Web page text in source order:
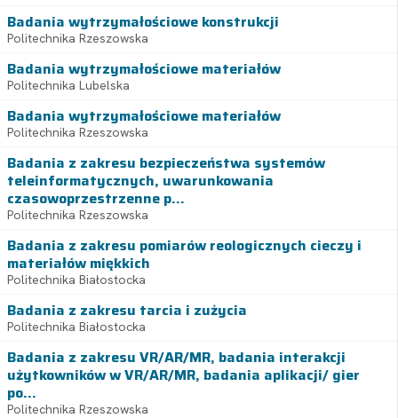
Badania wytrzymałościowe konstrukcji
Politechnika Rzeszowska
Badania wytrzymałościowe materiałów
Politechnika Lubelska
Badania wytrzymałościowe materiałów
Politechnika Rzeszowska
Badania z zakresu bezpieczeństwa systemów
teleinformatycznych, uwarunkowania
czasowoprzestrzenne p...
Politechnika Rzeszowska
Badania z zakresu pomiarów reologicznych cieczy i
materiałów miękkich
Politechnika Białostocka
Badania z zakresu tarcia i zużycia
Politechnika Białostocka
Badania z zakresu VR/AR/MR, badania interakcji
użytkowników w VR/AR/MR, badania aplikacji/ gier
po...
Politechnika Rzeszowska